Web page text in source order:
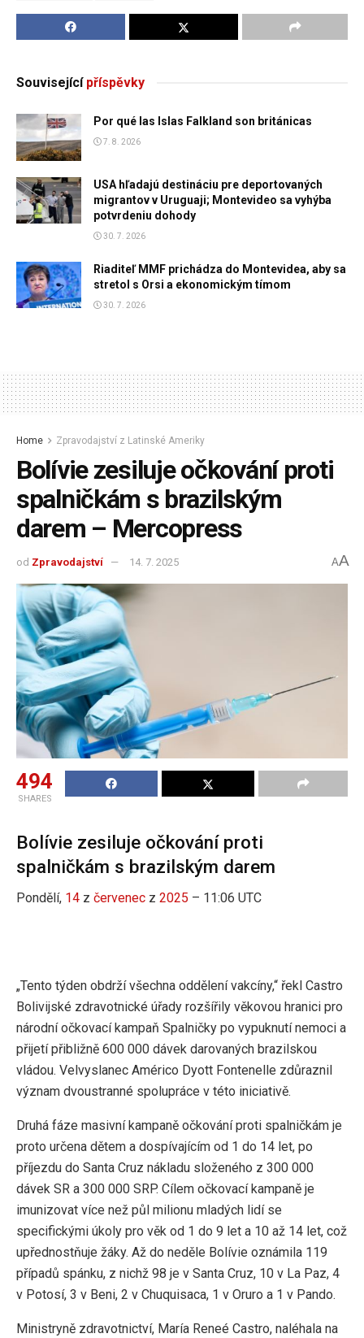
Souvisejícípříspěvky
Por qué las Islas Falkland son británicas
7. 8. 2026
USA hľadajú destináciu pre deportovaných
migrantov v Uruguaji; Montevideo sa vyhýba
potvrdeniu dohody
30. 7. 2026
Riaditeľ MMF prichádza do Montevidea, aby sa
stretol s Orsi a ekonomickým tímom
30. 7. 2026
Home Zpravodajství z Latinské Ameriky
Bolívie zesiluje očkování proti
spalničkám s brazilským
darem – Mercopress
od Zpravodajství 14. 7. 2025 AA
494
SHARES
Bolívie zesiluje očkování proti
spalničkám s brazilským darem
Pondělí, 14 z červenec z 2025 – 11:06 UTC
„Tento týden obdrží všechna oddělení vakcíny,“ řekl Castro
Bolivijské zdravotnické úřady rozšířily věkovou hranici pro
národní očkovací kampaň Spalničky po vypuknutí nemoci a
přijetí přibližně 600 000 dávek darovaných brazilskou
vládou. Velvyslanec Américo Dyott Fontenelle zdůraznil
význam dvoustranné spolupráce v této iniciativě.
Druhá fáze masivní kampaně očkování proti spalničkám je
proto určena dětem a dospívajícím od 1 do 14 let, po
příjezdu do Santa Cruz nákladu složeného z 300 000
dávek SR a 300 000 SRP. Cílem očkovací kampaně je
imunizovat více než půl milionu mladých lidí se
specifickými úkoly pro věk od 1 do 9 let a 10 až 14 let, což
upřednostňuje žáky. Až do neděle Bolívie oznámila 119
případů spánku, z nichž 98 je v Santa Cruz, 10 v La Paz, 4
v Potosí, 3 v Beni, 2 v Chuquisaca, 1 v Oruro a 1 v Pando.
Ministryně zdravotnictví, María Reneé Castro, naléhala na